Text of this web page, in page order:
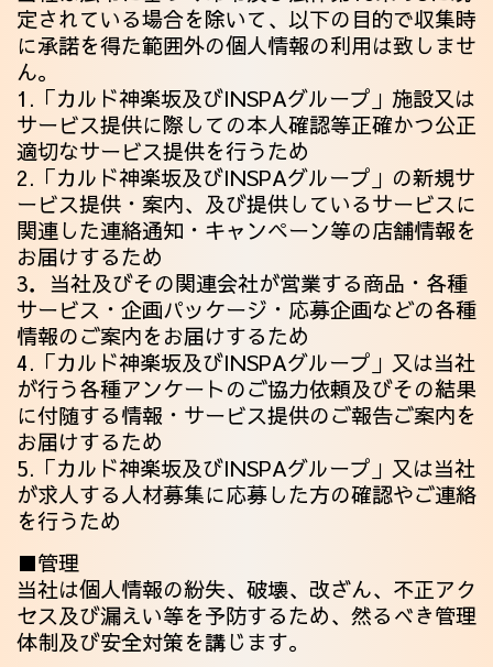
定されている場合を除いて、以下の目的で収集時
に承諾を得た範囲外の個人情報の利用は致しませ
ん。
1.「カルド神楽坂及びINSPAグループ」施設又は
サービス提供に際しての本人確認等正確かつ公正
適切なサービス提供を行うため
2.「カルド神楽坂及びINSPAグループ」の新規サ
ービス提供・案内、及び提供しているサービスに
関連した連絡通知・キャンペーン等の店舗情報を
お届けするため
3．当社及びその関連会社が営業する商品・各種
サービス・企画パッケージ・応募企画などの各種
情報のご案内をお届けするため
4.「カルド神楽坂及びINSPAグループ」又は当社
が行う各種アンケートのご協力依頼及びその結果
に付随する情報・サービス提供のご報告ご案内を
お届けするため
5.「カルド神楽坂及びINSPAグループ」又は当社
が求人する人材募集に応募した方の確認やご連絡
を行うため
■管理
当社は個人情報の紛失、破壊、改ざん、不正アク
セス及び漏えい等を予防するため、然るべき管理
体制及び安全対策を講じます。